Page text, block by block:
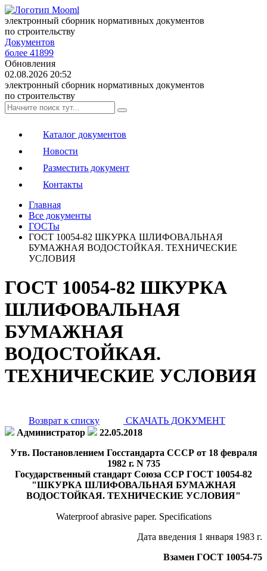
электронный сборник нормативных документов
по строительству
Документов
более 41899
Обновления
02.08.2026 20:52
электронный сборник нормативных документов
по строительству
Каталог документов
Новости
Разместить документ
Контакты
Главная
Все документы
ГОСТы
ГОСТ 10054-82 ШКУРКА ШЛИФОВАЛЬНАЯ
БУМАЖНАЯ ВОДОСТОЙКАЯ. ТЕХНИЧЕСКИЕ
УСЛОВИЯ
ГОСТ 10054-82 ШКУРКА
ШЛИФОВАЛЬНАЯ
БУМАЖНАЯ
ВОДОСТОЙКАЯ.
ТЕХНИЧЕСКИЕ УСЛОВИЯ
Возврат к списку
СКАЧАТЬ ДОКУМЕНТ
Администратор
22.05.2018
Утв. Постановлением Госстандарта СССР от 18 февраля
1982 г. N 735
Государственный стандарт Союза ССР ГОСТ 10054-82
"ШКУРКА ШЛИФОВАЛЬНАЯ БУМАЖНАЯ
ВОДОСТОЙКАЯ. ТЕХНИЧЕСКИЕ УСЛОВИЯ"
Waterproof abrasive paper. Specifications
Дата введения 1 января 1983 г.
Взамен ГОСТ 10054-75